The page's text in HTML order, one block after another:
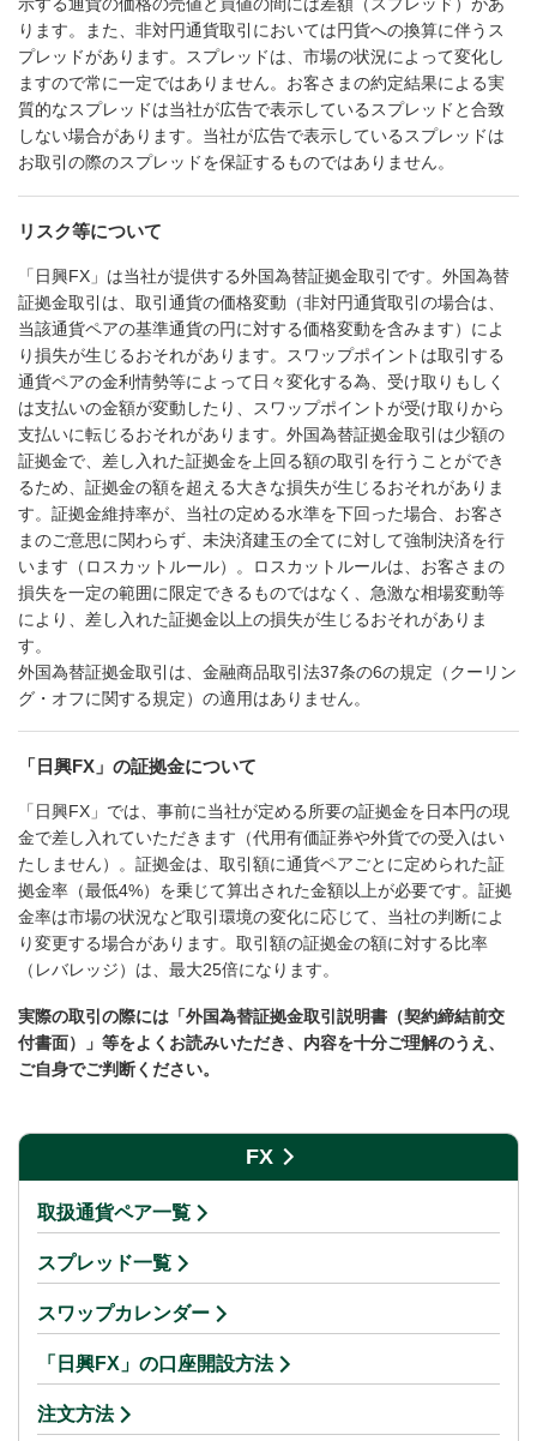
ります。また、非対円通貨取引においては円貨への換算に伴うス
プレッドがあります。スプレッドは、市場の状況によって変化し
ますので常に一定ではありません。お客さまの約定結果による実
質的なスプレッドは当社が広告で表示しているスプレッドと合致
しない場合があります。当社が広告で表示しているスプレッドは
お取引の際のスプレッドを保証するものではありません。
リスク等について
「日興FX」は当社が提供する外国為替証拠金取引です。外国為替
証拠金取引は、取引通貨の価格変動（非対円通貨取引の場合は、
当該通貨ペアの基準通貨の円に対する価格変動を含みます）によ
り損失が生じるおそれがあります。スワップポイントは取引する
通貨ペアの金利情勢等によって日々変化する為、受け取りもしく
は支払いの金額が変動したり、スワップポイントが受け取りから
支払いに転じるおそれがあります。外国為替証拠金取引は少額の
証拠金で、差し入れた証拠金を上回る額の取引を行うことができ
るため、証拠金の額を超える大きな損失が生じるおそれがありま
す。証拠金維持率が、当社の定める水準を下回った場合、お客さ
まのご意思に関わらず、未決済建玉の全てに対して強制決済を行
います（ロスカットルール）。ロスカットルールは、お客さまの
損失を一定の範囲に限定できるものではなく、急激な相場変動等
により、差し入れた証拠金以上の損失が生じるおそれがありま
す。
外国為替証拠金取引は、金融商品取引法37条の6の規定（クーリン
グ・オフに関する規定）の適用はありません。
「日興FX」の証拠金について
「日興FX」では、事前に当社が定める所要の証拠金を日本円の現
金で差し入れていただきます（代用有価証券や外貨での受入はい
たしません）。証拠金は、取引額に通貨ペアごとに定められた証
拠金率（最低4%）を乗じて算出された金額以上が必要です。証拠
金率は市場の状況など取引環境の変化に応じて、当社の判断によ
り変更する場合があります。取引額の証拠金の額に対する比率
（レバレッジ）は、最大25倍になります。
実際の取引の際には「外国為替証拠金取引説明書（契約締結前交
付書面）」等をよくお読みいただき、内容を十分ご理解のうえ、
ご自身でご判断ください。
FX
取扱通貨ペア一覧
スプレッド一覧
スワップカレンダー
「日興FX」の口座開設方法
注文方法